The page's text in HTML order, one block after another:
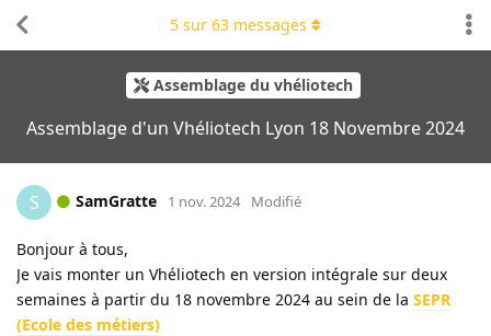
Assemblage du vhéliotech
Assemblage d'un Vhéliotech Lyon 18 Novembre 2024
5 sur 63 messages
S SamGratte 1 nov. 2024 Modifié
Bonjour à tous,
Je vais monter un Vhéliotech en version intégrale sur deux
semaines à partir du 18 novembre 2024 au sein de la SEPR
(Ecole des métiers)